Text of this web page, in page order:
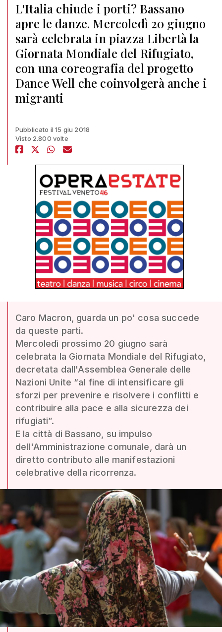
L'Italia chiude i porti? Bassano
apre le danze. Mercoledì 20 giugno
sarà celebrata in piazza Libertà la
Giornata Mondiale del Rifugiato,
con una coreografia del progetto
Dance Well che coinvolgerà anche i
migranti
Pubblicato il 15 giu 2018
Visto 2.800 volte
Caro Macron, guarda un po' cosa succede
da queste parti.
Mercoledì prossimo 20 giugno sarà
celebrata la Giornata Mondiale del Rifugiato,
decretata dall'Assemblea Generale delle
Nazioni Unite “al fine di intensificare gli
sforzi per prevenire e risolvere i conflitti e
contribuire alla pace e alla sicurezza dei
rifugiati”.
E la città di Bassano, su impulso
dell'Amministrazione comunale, darà un
diretto contributo alle manifestazioni
celebrative della ricorrenza.